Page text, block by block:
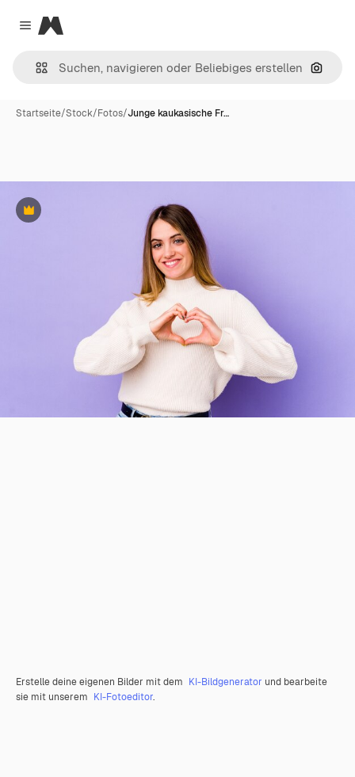
Close menu
Magnific
Nach
Startseite/Stock/Fotos/Junge kaukasische Fr…
Premium
Erstelle deine eigenen Bilder mit dem KI-Bildgenerator und bearbeite
sie mit unserem KI-Fotoeditor.